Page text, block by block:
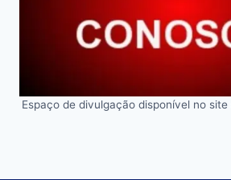
Espaço de divulgação disponível no site